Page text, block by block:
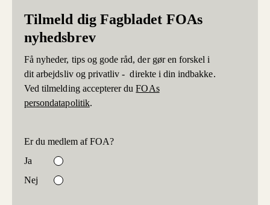
Tilmeld dig Fagbladet FOAs
nyhedsbrev
Få nyheder, tips og gode råd, der gør en forskel i
dit arbejdsliv og privatliv - direkte i din indbakke.
Ved tilmelding accepterer duFOAs
persondatapolitik.
Er du medlem af FOA?
Ja
Nej